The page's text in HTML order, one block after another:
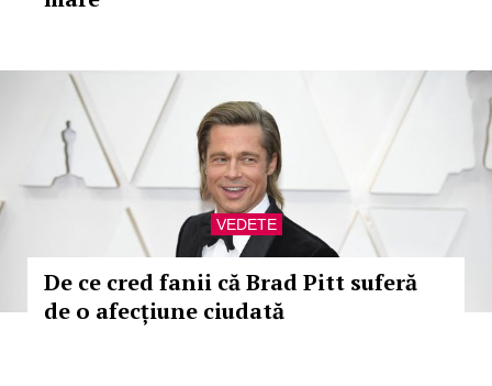
VEDETE
De ce cred fanii că Brad Pitt suferă
de o afecțiune ciudată